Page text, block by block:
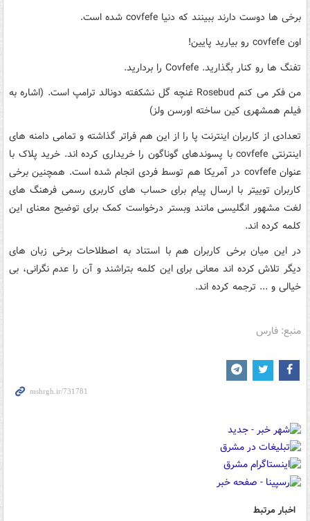
برخی ها دوست دارند ببینند که دنیا covfefe شده است.
اون covfefe رو بیارید پایین!
تفنگ ها رو کنار بگذارید. Covfefe را بردارید.
من فکر می کنم Rosebud غنچه گل نشکفته دونالد ترامپ است. (اشاره به
فیلم همشهری کین ساخته اورسن ولز)
تعدادی از کاربران اینترنت پا را از این هم فراتر گذاشته و تمامی دامنه های
اینترنتی covfefe با پسوندهای گوناگون را خریداری کرده اند. خرید پلاک با
عنوان covfefe در آمریکا هم توسط فردی انجام شده است. همچنین برخی
کاربران توییتر با ارسال پیام برای حساب های کاربری رسمی فرهنگ های
لغت مشهور انگلیسی مانند وبستر درخواست کمک برای توضیح معنای این
کلمه کرده اند.
در این میان برخی کاربران هم با استناد به اصطلاحات برخی زبان های
دیگر تلاش کرده اند معانی برای این کلمه بتراشند و آن را عدم نگرانی، بی
خیالی و ... ترجمه کرده اند.
منبع: فارس
اخبار مرتبط